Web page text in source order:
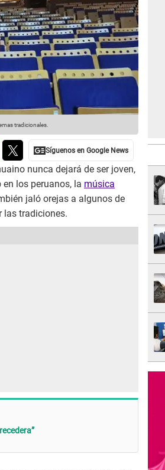
tradicionales.
nunca dejará de ser joven,
los peruanos, la música
jaló orejas a algunos de
las tradiciones.